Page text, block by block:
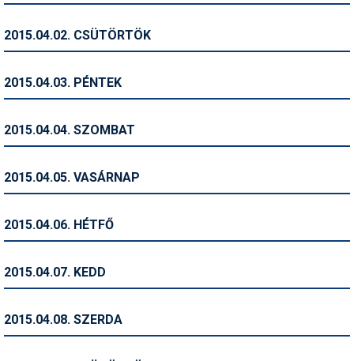
Ingatlan
Kerékpár
Magazinok
2015.04.02. CSÜTÖRTÖK
2015.04.03. PÉNTEK
2015.04.04. SZOMBAT
2015.04.05. VASÁRNAP
2015.04.06. HÉTFŐ
2015.04.07. KEDD
2015.04.08. SZERDA